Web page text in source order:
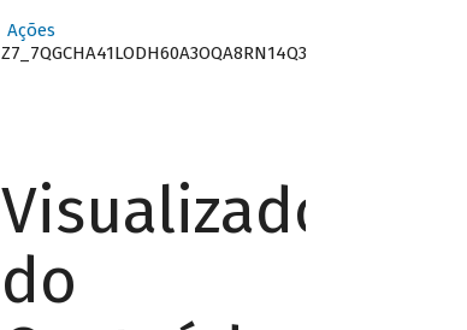
Ações
Z7_7QGCHA41LODH60A3OQA8RN14Q3
Visualizador
do